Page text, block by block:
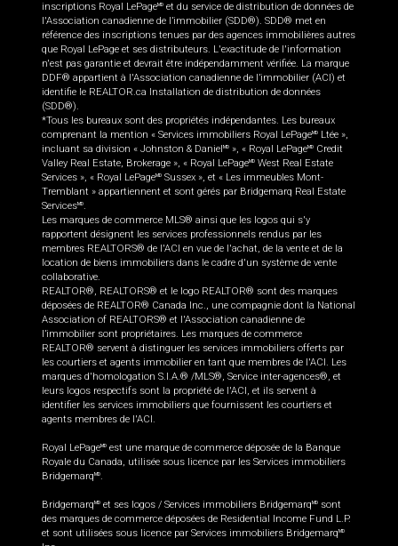
inscriptions Royal LePageMD et du service de distribution de données de
l'Association canadienne de l’immobilier (SDD®). SDD® met en
référence des inscriptions tenues par des agences immobilières autres
que Royal LePage et ses distributeurs. L'exactitude de l'information
n'est pas garantie et devrait être indépendamment vérifiée. La marque
DDF® appartient à l'Association canadienne de l’immobilier (ACI) et
identifie le REALTOR.ca Installation de distribution de données
(SDD®).
*Tous les bureaux sont des propriétés indépendantes. Les bureaux
comprenant la mention « Services immobiliers Royal LePageMD
Ltée »,
incluant sa division « Johnston & Daniel MD », « Royal LePageMD
Credit
Valley Real Estate, Brokerage », « Royal LePageMD West Real Estate
Services », « Royal LePageMD Sussex », et « Les immeubles Mont-
Tremblant » appartiennent et sont gérés par Bridgemarq Real Estate
ServicesMD.
Les marques de commerce MLS® ainsi que les logos qui s'y
rapportent désignent les services professionnels rendus par les
membres REALTORS® de l'ACI en vue de l'achat, de la vente et de la
location de biens immobiliers dans le cadre d'un système de vente
collaborative.
REALTOR®, REALTORS® et le logo REALTOR® sont des marques
déposées de REALTOR® Canada Inc., une compagnie dont la National
Association of REALTORS® et l'Association canadienne de
l’immobilier sont propriétaires. Les marques de commerce
REALTOR® servent à distinguer les services immobiliers offerts par
les courtiers et agents immobilier en tant que membres de l'ACI. Les
marques d'homologation S.I.A.® /MLS®, Service inter-agences®, et
leurs logos respectifs sont la propriété de l'ACI, et ils servent à
identifier les services immobiliers que fournissent les courtiers et
agents membres de l'ACI.
Royal LePageMD est une marque de commerce déposée de la Banque
Royale du Canada, utilisée sous licence par les Services immobiliers
BridgemarqMD.
BridgemarqMD et ses logos / Services immobiliers BridgemarqMD
sont
des marques de commerce déposées de Residential Income Fund L.P.
et sont utilisées sous licence par Services immobiliers BridgemarqMD